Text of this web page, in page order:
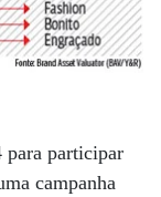
para participar
campanha